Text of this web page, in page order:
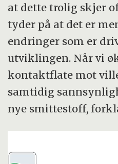
at dette trolig skjer
tyder på at det er
endringer som er
utviklingen. Når vi
kontaktflate mot
samtidig
nye smittestoff,